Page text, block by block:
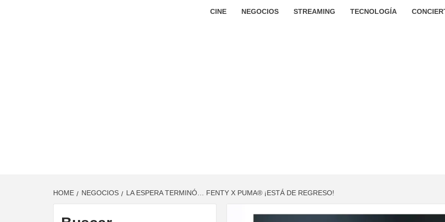
CINE NEGOCIOS STREAMING TECNOLOGÍA
HOME NEGOCIOS LA ESPERA TERMINÓ… FENTY X PUMA® ¡ESTÁ DE REGRESO!